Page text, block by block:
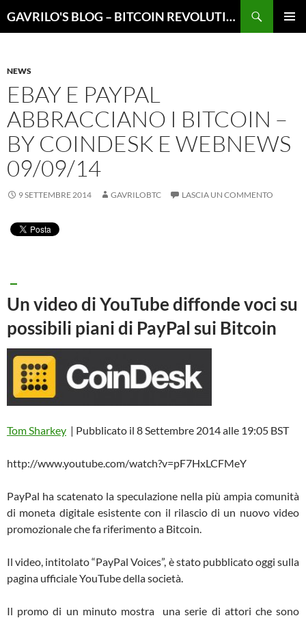
GAVRILO'S BLOG – BITCOIN REVOLUTION
NEWS
EBAY E PAYPAL
ABBRACCIANO I BITCOIN –
BY COINDESK E WEBNEWS
09/09/14
9 SETTEMBRE 2014 GAVRILOBTC LASCIA UN COMMENTO
Un video di YouTube diffonde voci su
possibili piani di PayPal sui Bitcoin
Tom Sharkey | Pubblicato il 8 Settembre 2014 alle 19:05 BST
http://www.youtube.com/watch?v=pF7HxLCFMeY
PayPal ha scatenato la speculazione nella più ampia comunità
di moneta digitale esistente con il rilascio di un nuovo video
promozionale che fa riferimento a Bitcoin.
Il video, intitolato “PayPal Voices”, è stato pubblicato oggi sulla
pagina ufficiale YouTube della società.
Il promo di un minuto mostra una serie di attori che sono